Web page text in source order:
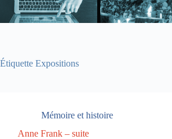
Étiquette Expositions
Mémoire et histoire
Anne Frank – suite